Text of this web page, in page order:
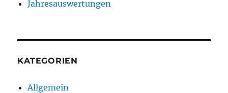
Jahresauswertungen
KATEGORIEN
Allgemein